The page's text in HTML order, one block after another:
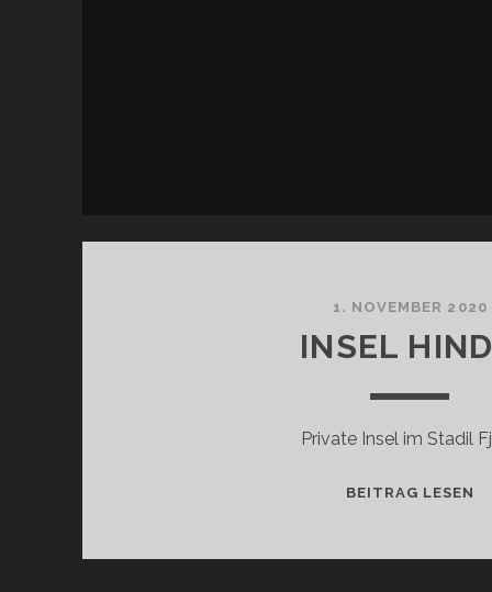
1. NOVEMBER 2020
INSEL
Private Insel im Stadil
BEITRAG LESEN